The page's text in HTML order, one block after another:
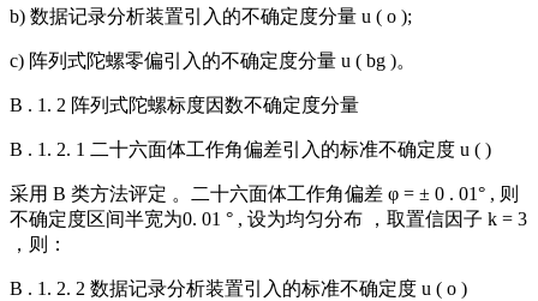
b) 数据记录分析装置引入的不确定度分量 u ( o );
c) 阵列式陀螺零偏引入的不确定度分量 u ( bg )。
B . 1. 2 阵列式陀螺标度因数不确定度分量
B . 1. 2. 1 二十六面体工作角偏差引入的标准不确定度 u ( )
采用 B 类方法评定 。二十六面体工作角偏差 φ = ± 0 . 01° , 则
不确定度区间半宽为0. 01 ° , 设为均匀分布 ，取置信因子 k = 3
，则：
B . 1. 2. 2 数据记录分析装置引入的标准不确定度 u ( o )